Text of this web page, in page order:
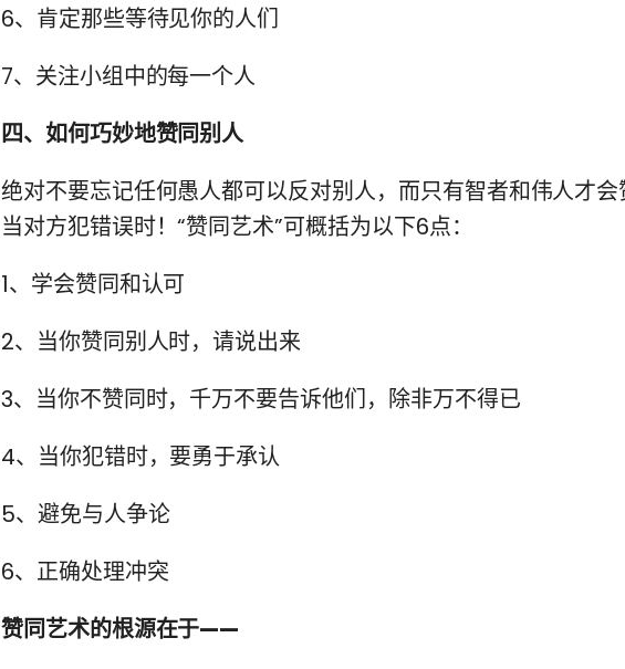
6、肯定那些等待见你的人们
7、关注小组中的每一个人
四、如何巧妙地赞同别人
绝对不要忘记任何愚人都可以反对别人，而只有智者和伟人才
当对方犯错误时！“赞同艺术”可概括为以下6点：
1、学会赞同和认可
2、当你赞同别人时，请说出来
3、当你不赞同时，千万不要告诉他们，除非万不得已
4、当你犯错时，要勇于承认
5、避免与人争论
6、正确处理冲突
赞同艺术的根源在于——